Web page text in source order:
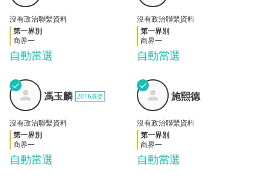
自動當選
沒有政治聯繫資料
第一界別
商界一
自動當選
沒有政治聯繫資料
第一界別
商界一
馮玉
麟
✓
自動當選
馮玉麟 2016選委
沒有政治聯繫資料
第一界別
商界一
施熙
德
✓
自動當選
施熙德
沒有政治聯繫資料
第一界別
商界一